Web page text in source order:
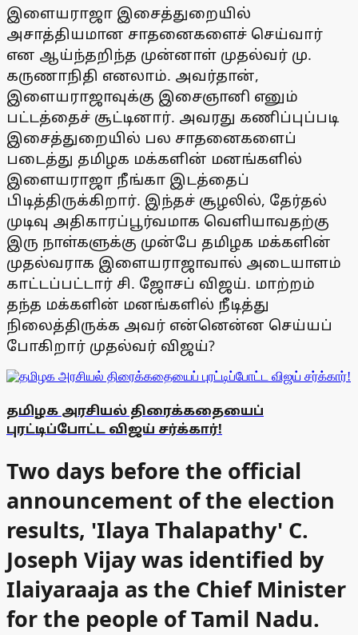
இளையராஜா இசைத்துறையில்
அசாத்தியமான சாதனைகளைச் செய்வார்
என ஆய்ந்தறிந்த முன்னாள் முதல்வர் மு.
கருணாநிதி எனலாம். அவர்தான்,
இளையராஜாவுக்கு இசைஞானி எனும்
பட்டத்தைச் சூட்டினார். அவரது கணிப்புப்படி
இசைத்துறையில் பல சாதனைகளைப்
படைத்து தமிழக மக்களின் மனங்களில்
இளையராஜா நீங்கா இடத்தைப்
பிடித்திருக்கிறார். இந்தச் சூழலில், தேர்தல்
முடிவு அதிகாரப்பூர்வமாக வெளியாவதற்கு
இரு நாள்களுக்கு முன்பே தமிழக மக்களின்
முதல்வராக இளையராஜாவால் அடையாளம்
காட்டப்பட்டார் சி. ஜோசப் விஜய். மாற்றம்
தந்த மக்களின் மனங்களில் நீடித்து
நிலைத்திருக்க அவர் என்னென்ன செய்யப்
போகிறார் முதல்வர் விஜய்?
தமிழக அரசியல் திரைக்கதையைப்
புரட்டிப்போட்ட விஜய் சர்க்கார்!
Two days before the official
announcement of the election
results, 'Ilaya Thalapathy' C.
Joseph Vijay was identified by
Ilaiyaraaja as the Chief Minister
for the people of Tamil Nadu.